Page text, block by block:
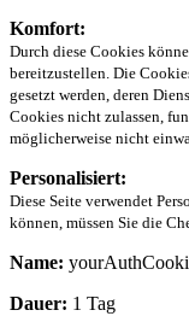
Komfort:
Durch diese Cookies
bereitzustellen. Die
gesetzt werden, deren
Cookies nicht zulassen,
möglicherweise nicht
Personalisiert:
Diese Seite verwendet
können, müssen Sie die
Name:
Dauer: 1 Tag